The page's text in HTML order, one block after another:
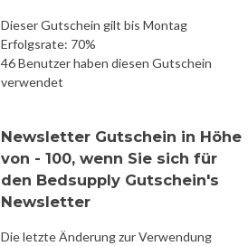
Dieser Gutschein gilt bis Montag
Erfolgsrate: 70%
46 Benutzer haben diesen Gutschein
verwendet
Newsletter Gutschein in Höhe
von - 100, wenn Sie sich für
den Bedsupply Gutschein's
Newsletter
Die letzte Änderung zur Verwendung